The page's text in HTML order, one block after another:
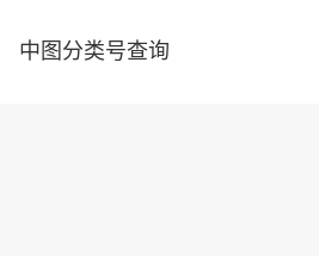
中图分类号查询